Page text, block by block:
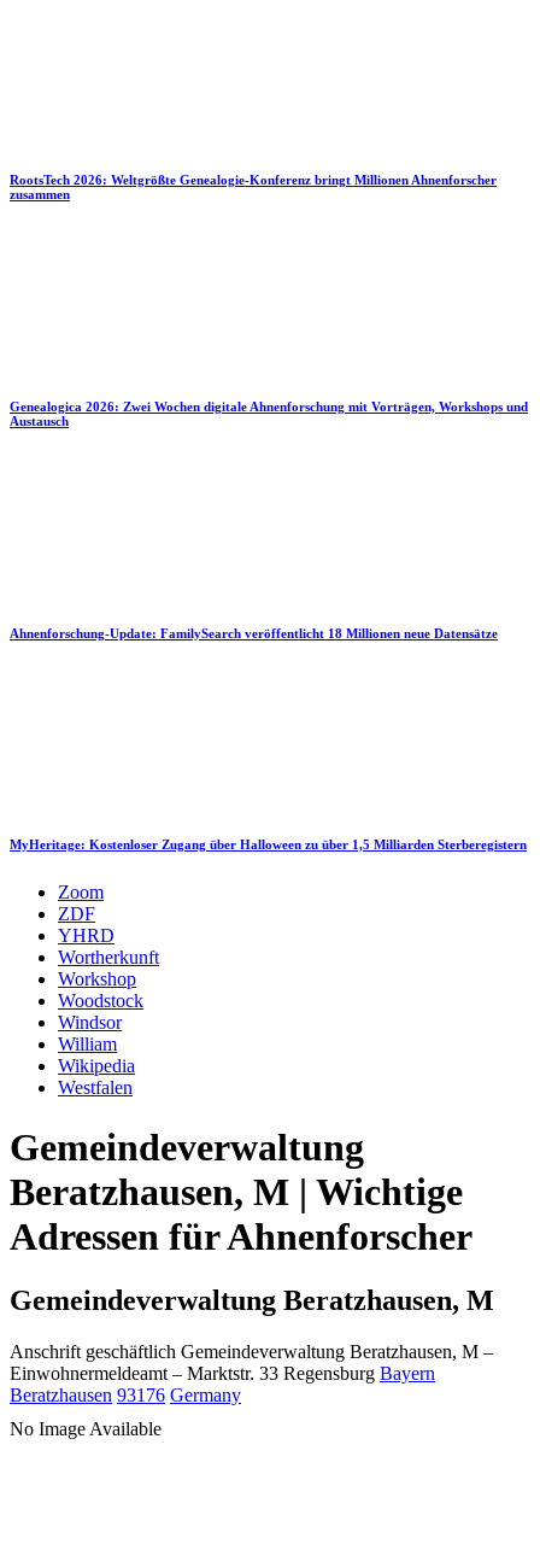
RootsTech 2026: Weltgrößte Genealogie-Konferenz bringt Millionen Ahnenforscher
zusammen
Genealogica 2026: Zwei Wochen digitale Ahnenforschung mit Vorträgen, Workshops und
Austausch
Ahnenforschung-Update: FamilySearch veröffentlicht 18 Millionen neue Datensätze
MyHeritage: Kostenloser Zugang über Halloween zu über 1,5 Milliarden Sterberegistern
Zoom
ZDF
YHRD
Wortherkunft
Workshop
Woodstock
Windsor
William
Wikipedia
Westfalen
Gemeindeverwaltung
Beratzhausen, M | Wichtige
Adressen für Ahnenforscher
Gemeindeverwaltung Beratzhausen, M
Anschrift geschäftlich Gemeindeverwaltung Beratzhausen, M –
Einwohnermeldeamt – Marktstr. 33 Regensburg Bayern
Beratzhausen 93176 Germany
No Image Available